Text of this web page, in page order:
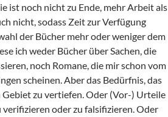
ist noch nicht zu Ende, mehr Arbeit als
nicht, sodass Zeit zur Verfügung
der Bücher mehr oder weniger dem
ich weder Bücher über Sachen, die
noch Romane, die mir schon vom
scheinen. Aber das Bedürfnis, das
zu vertiefen. Oder (Vor-) Urteile
oder zu falsifizieren. Oder